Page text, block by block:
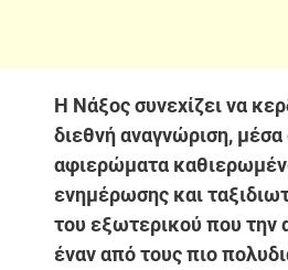
Η Νάξος συνεχίζει να
διεθνή αναγνώριση,
αφιερώματα
ενημέρωσης και
του εξωτερικού που την
έναν από τους πιο